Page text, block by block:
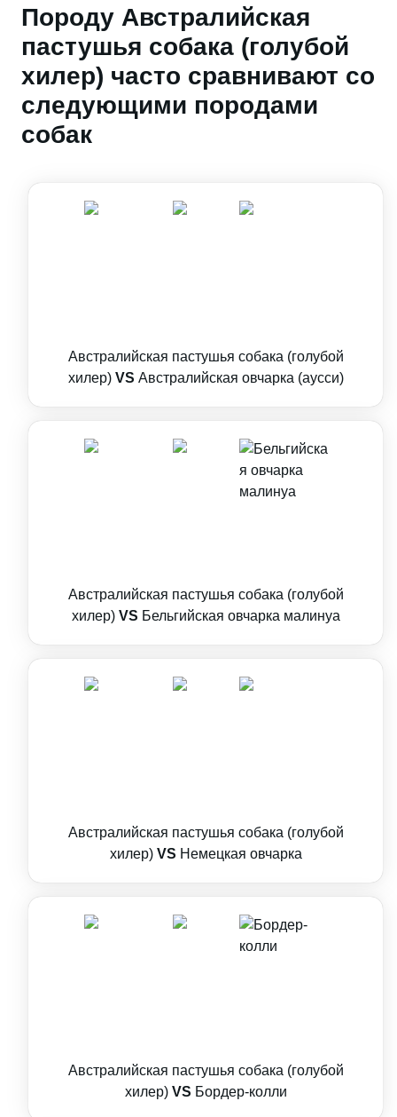
Породу Австралийская
пастушья собака (голубой
хилер) часто сравнивают со
следующими породами
собак
Австралийская пастушья собака (голубой
хилер) VS Австралийская овчарка (аусси)
Австралийская пастушья собака (голубой
хилер) VS Бельгийская овчарка малинуа
Австралийская пастушья собака (голубой
хилер) VS Немецкая овчарка
Австралийская пастушья собака (голубой
хилер) VS Бордер-колли